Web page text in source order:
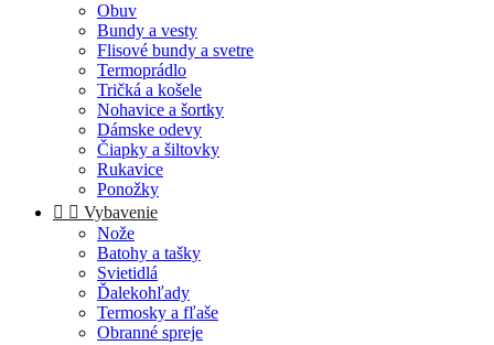
Obuv
Bundy a vesty
Flisové bundy a svetre
Termoprádlo
Tričká a košele
Nohavice a šortky
Dámske odevy
Čiapky a šiltovky
Rukavice
Ponožky
  Vybavenie
Nože
Batohy a tašky
Svietidlá
Ďalekohľady
Termosky a fľaše
Obranné spreje